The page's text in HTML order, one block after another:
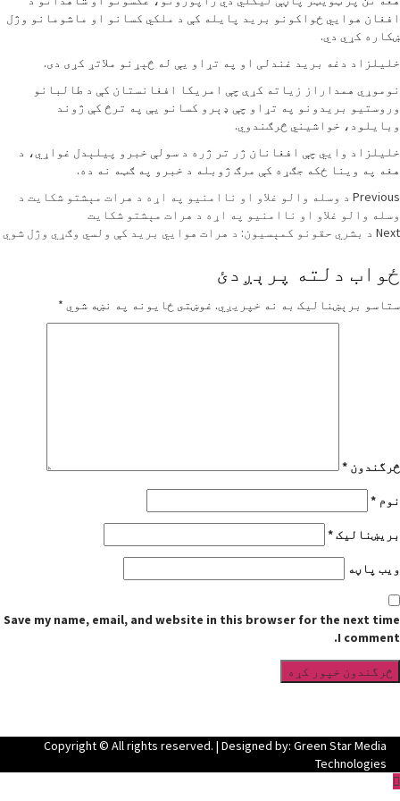
هوايي ځواکونو برید پایله کې د ملکي کسانو او ماشومانو وژل
کړي دي.
دغه برید غندلی او په تړاو یې له څېړنو ملاتړ کړی دی.
همداراز زیاته کړې چې امریکا افغانستان کې د طالبانو
بریدونو په تړاو چې ډېرو کسانو یې په ترڅ کې ژوند
خواشیني څرګندوي.
وايي چې افغانان ژر تر ژره د سولې خبرو پیلېدل غواړي، د
په وینا ځکه جګړه کې مرګ ژوبله د خبرو په ګټه نه ده.
د وسله والو غلاو او ناامنیو په اړه د هرات مېشتو شکایت د
والو غلاو او ناامنیو په اړه د هرات مېشتو شکایت
د بشري حقونو کمېسیون: د هرات هوايي برید کې ولسي وګړي وژل شوي
دلته پرېږدئ
برېښناليک به نه خپريږي. غوښتى ځایونه په نښه شوي*
*
*
*
پاڼه
Save my name, email, and website in this browser for the next
I
Copyright © All rights reserved. | Designed by: Green Star Media
Technologies